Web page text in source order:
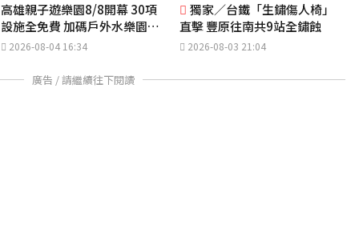
高雄親子遊樂園8/8開幕 30項
設施全免費 加碼戶外水樂園、
YOYO家族
2026-08-04 16:34
獨家／台鐵「生鏽傷人椅」
直擊 豐原往南共9站全鏽蝕
2026-08-03 21:04
廣告 / 請繼續往下閱讀